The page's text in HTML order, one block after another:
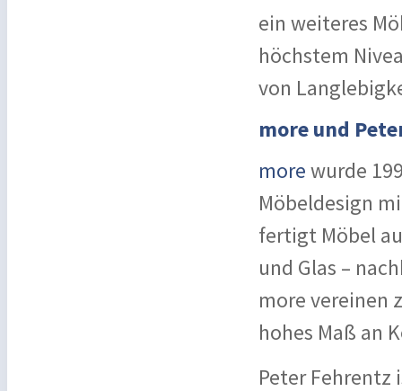
ein weiteres
höchstem
von
more und
more wurde
Möbeldesign
fertigt Möbel
und Glas –
more vereinen
hohes Maß an
Peter Fehrentz